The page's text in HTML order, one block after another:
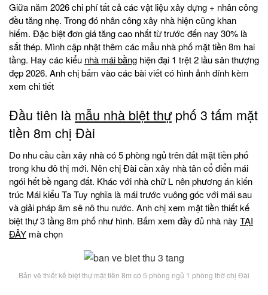
Giữa năm 2026 chi phí tất cả các vật liệu xây dựng + nhân công
đều tăng nhẹ. Trong đó nhân công xây nhà hiện cũng khan
hiếm. Đặc biệt đơn giá tăng cao nhất từ trước đến nay 30% là
sắt thép. Mình cập nhật thêm các mẫu nhà phố mặt tiền 8m hai
tầng. Hay các kiểu nhà mái bằng hiện đại 1 trệt 2 lầu sân thượng
đẹp 2026. Anh chị bấm vào các bài viết có hình ảnh đính kèm
xem chi tiết
Đầu tiên là mẫu nhà biệt thự phố 3 tấm mặt
tiền 8m chị Đài
Do nhu cầu cần xây nhà có 5 phòng ngủ trên đất mặt tiền phố
trong khu đô thị mới. Nên chị Đài cần xây nhà tân cổ điển mái
ngói hết bề ngang đất. Khác với nhà chữ L nên phương án kiến
trúc Mái kiểu Ta Tuy nghĩa là mái trước vuông góc với mái sau
và giải pháp âm sê nô thu nước. Anh chị xem mặt tiền thiết kế
biệt thự 3 tầng 8m phố như hình. Bấm xem đầy đủ nhà này TẠI
ĐÂY mà chọn
Bản vẽ thiết kế biệt thự mặt tiền 8m có 5 phòng ngủ 1 phòng thờ chị Đài